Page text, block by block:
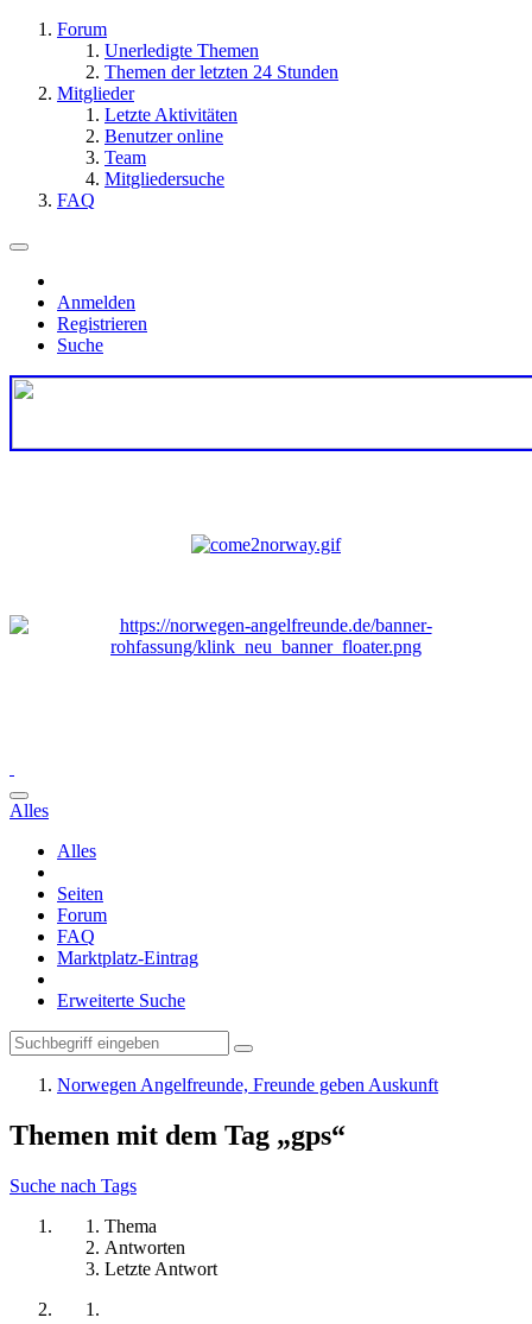
Forum
Unerledigte Themen
Themen der letzten 24 Stunden
Mitglieder
Letzte Aktivitäten
Benutzer online
Team
Mitgliedersuche
FAQ
Anmelden
Registrieren
Suche
Alles
Alles
Seiten
Forum
FAQ
Marktplatz-Eintrag
Erweiterte Suche
Norwegen Angelfreunde, Freunde geben Auskunft
Themen mit dem Tag „gps“
Suche nach Tags
Thema
Antworten
Letzte Antwort